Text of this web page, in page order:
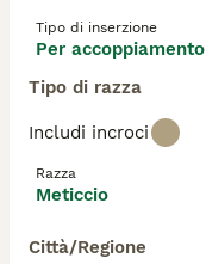
Tipo di inserzione
Per accoppiamento
Tipo di razza
Includi incroci
Razza
Meticcio
Città/Regione